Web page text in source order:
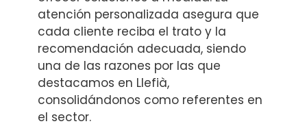
atención personalizada asegura que
cada cliente reciba el trato y la
recomendación adecuada, siendo
una de las razones por las que
destacamos en Llefià,
consolidándonos como referentes en
el sector.